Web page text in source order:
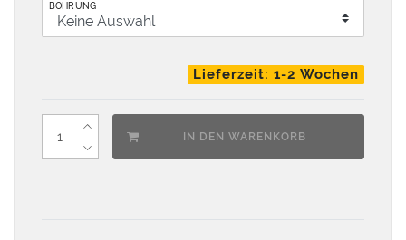
BOHRUNG
Lieferzeit: 1-2 Wochen
IN DEN WARENKORB